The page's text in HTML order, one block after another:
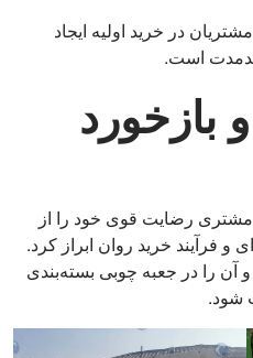
در خرید اولیه ایجاد
است.
بازخورد
مشتری رضایت قوی خود را از
فرآیند خرید روان ابراز کرد.
آن را در جعبه چوبی بسته‌بندی
شود.